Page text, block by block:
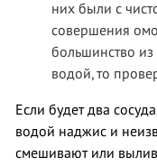
них были с
совершения
большинство из
водой, то
Если будет два
водой наджис и
смешивают или